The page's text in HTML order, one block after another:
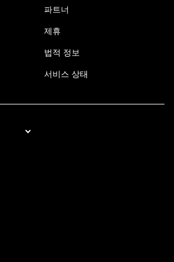
파트너
제휴
법적 정보
서비스 상태